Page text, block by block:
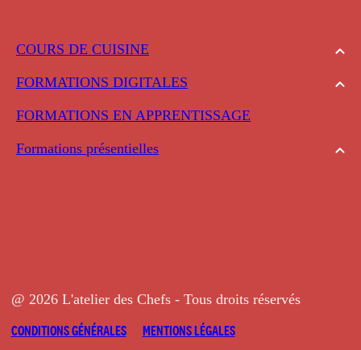
COURS DE CUISINE
FORMATIONS DIGITALES
FORMATIONS EN APPRENTISSAGE
Formations présentielles
@ 2026 L'atelier des Chefs - Tous droits réservés
CONDITIONS GÉNÉRALES
MENTIONS LÉGALES